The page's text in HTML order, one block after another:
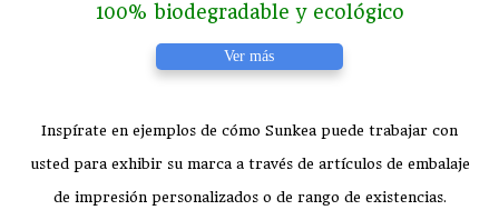
100% biodegradable y ecológico
Ver más
Inspírate en ejemplos de cómo Sunkea puede trabajar con
usted para exhibir su marca a través de artículos de embalaje
de impresión personalizados o de rango de existencias.